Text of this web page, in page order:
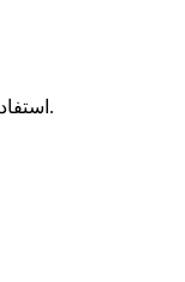
استفاده از مطالب سایت با ذکر منبع بلامانع میباشد.